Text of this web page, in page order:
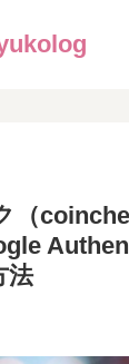
（
法